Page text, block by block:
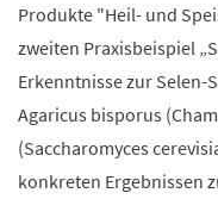
Produkte "Heil- und
zweiten Praxisbeispiel
Erkenntnisse zur Selen-
Agaricus bisporus
(Saccharomyces
konkreten Ergebnissen